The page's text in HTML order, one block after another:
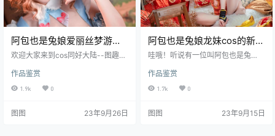
阿包也是兔娘爱丽丝梦游仙
境cos图片包，樱桃装饰美味
欢迎大家来到cos同好大陆--图趣
爱的女孩，她叫阿包也是兔娘。别
看她精致的.
作品鉴赏
1.9k 0
图图 23年9月26日
阿包也是兔娘龙妹cos的新春
贺图尽显不拘一格的角色扮
哇哦！听说有一位叫阿包也是兔
小姐姐的cos作品真是令人期待，特
别是那性_.
作品鉴赏
1.7k 0
图图 23年9月15日